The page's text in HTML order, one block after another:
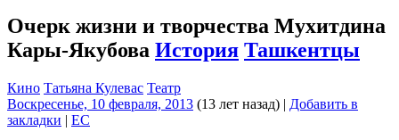
Очерк жизни и творчества Мухитдина
Кары-Якубова История Ташкентцы
Кино Татьяна Кулевас Театр
Воскресенье, 10 февраля, 2013 (13 лет назад) | Добавить в
закладки | EC